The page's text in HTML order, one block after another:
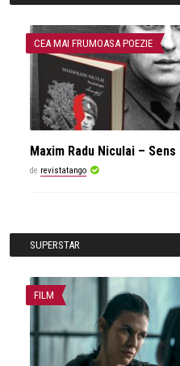
CEA MAI FRUMOASA POEZIE
Maxim Radu Niculai – Sens
de revistatango
SUPERSTAR
FILM